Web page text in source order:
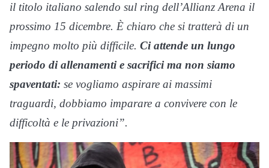
il titolo italiano salendo sul ring dell’Allianz Arena il
prossimo 15 dicembre. È chiaro che si tratterà di un
impegno molto più difficile. Ci attende un lungo
periodo di allenamenti e sacrifici ma non siamo
spaventati: se vogliamo aspirare ai massimi
traguardi, dobbiamo imparare a convivere con le
difficoltà e le privazioni”.